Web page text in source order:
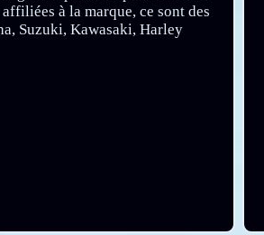
à la marque, ce sont des
Suzuki, Kawasaki, Harley